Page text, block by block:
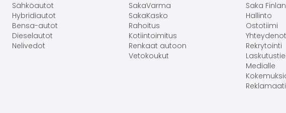
Sähköautot
Hybridiautot
Bensa-autot
Dieselautot
Nelivedot
SakaVarma
SakaKasko
Rahoitus
Kotiintoimitus
Renkaat autoon
Vetokoukut
Saka
Hallinto
Ostotiimi
Rekrytointi
Medialle